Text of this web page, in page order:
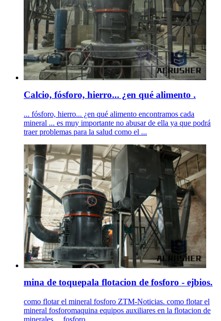
Calcio, fósforo, hierro... ¿en qué alimento .
... fósforo, hierro... ¿en qué alimento encontramos cada
mineral ... es muy importante no abusar de ella ya que podrá
traer problemas para la salud como el ...
mina de toquepala flotacion de fosforo - ejbios.
como flotar el mineral fosforo ZTM-Noticias. como flotar el
mineral fosforomaquina equipos auxiliares en la flotacion de
minerales ... fosforo.